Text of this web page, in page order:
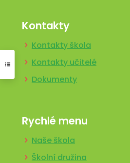
Kontakty
Kontakty škola
Kontakty učitelé
Dokumenty
Rychlé menu
Naše škola
Školní družina